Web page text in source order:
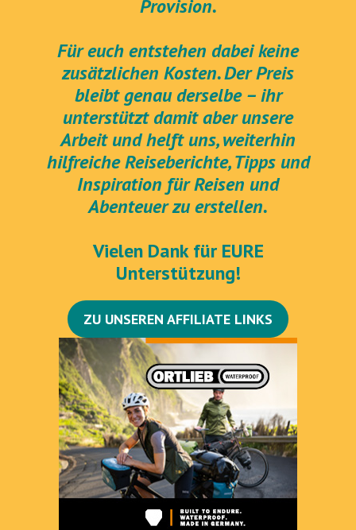
Provision.
Für euch entstehen dabei keine
zusätzlichen Kosten. Der Preis
bleibt genau derselbe – ihr
unterstützt damit aber unsere
Arbeit und helft uns, weiterhin
hilfreiche Reiseberichte, Tipps und
Inspiration für Reisen und
Abenteuer zu erstellen.
Vielen Dank für EURE
Unterstützung!
ZU UNSEREN AFFILIATE LINKS